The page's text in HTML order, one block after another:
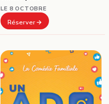
LE 8 OCTOBRE
Réserver